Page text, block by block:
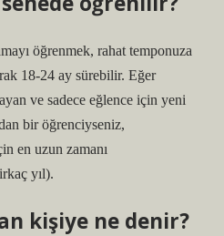
öğrenmek, rahat temponuza
18-24 ay sürebilir. Eğer
ve sadece eğlence için yeni
bir öğrenciyseniz,
en uzun zamanı
yıl).
kişiye ne denir?